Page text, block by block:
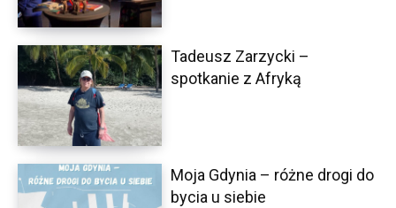
Tadeusz Zarzycki –
spotkanie z Afryką
Moja Gdynia – różne drogi do
bycia u siebie